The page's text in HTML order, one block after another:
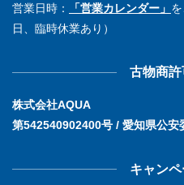
営業日時：
「営業カレンダー」
日、臨時休業あり）
古物商
株式会社AQUA
第542540902400号 / 愛知県公安
キャン